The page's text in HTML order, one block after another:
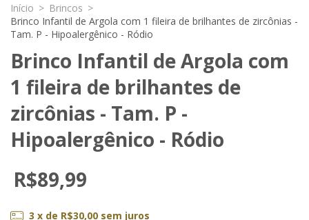
Início > Brincos >
Brinco Infantil de Argola com 1 fileira de brilhantes de zircônias -
Tam. P - Hipoalergênico - Ródio
Brinco Infantil de Argola com
1 fileira de brilhantes de
zircônias - Tam. P -
Hipoalergênico - Ródio
R$89,99
3 x de R$30,00 sem juros